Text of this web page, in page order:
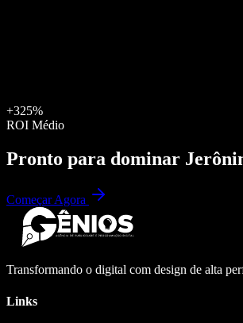
+325%
ROI Médio
Pronto para dominar
Começar Agora
Transformando o digital com design de alta
Links